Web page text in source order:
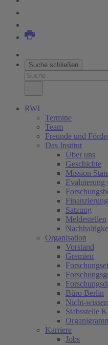
Suche schließen
RWI
Termine
Team
Freunde und
Das Institut
Über uns
Geschichte
Mission
Evaluierung
Finanzierung
Satzung
Meldestellen
Organisation
Vorstand
Gremien
Büro Berlin
Nicht-
Stabsstelle
Karriere
Jobs